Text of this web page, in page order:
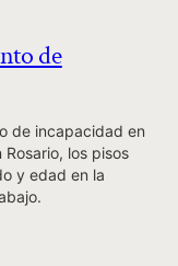
de
de incapacidad en
los pisos
y edad en la